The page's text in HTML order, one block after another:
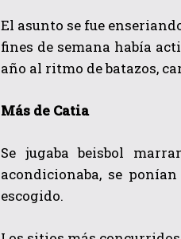
El asunto se fue
fines de semana había
año al ritmo de batazos,
Más de Catia
Se jugaba beisbol
acondicionaba, se
escogido.